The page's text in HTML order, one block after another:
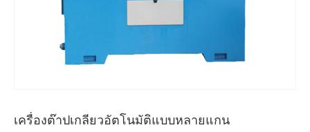
เครื่องต๊าปเกลียวอัตโนมัติแบบหลายแกน